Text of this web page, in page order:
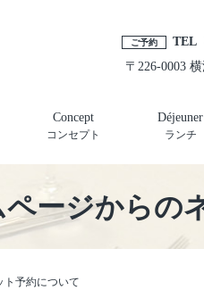
ご予約 TEL
〒226-0003
Concept
コンセプト
Déjeuner
ランチ
ージからの
ト予約について